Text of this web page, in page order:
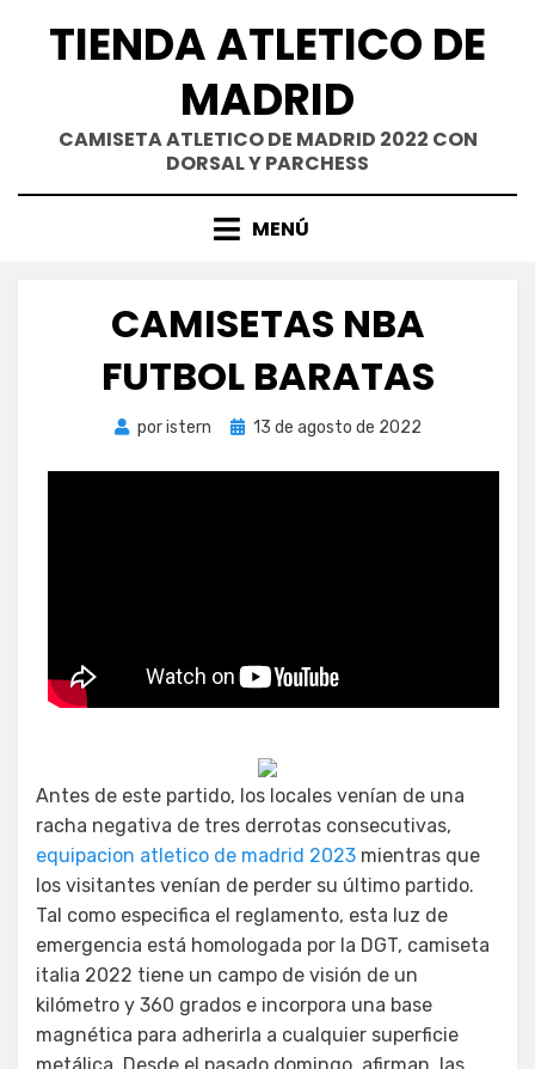
TIENDA ATLETICO DE
MADRID
CAMISETA ATLETICO DE MADRID 2022 CON
DORSAL Y PARCHESS
MENÚ
CAMISETAS NBA
FUTBOL BARATAS
poristern
Publicada
13 de agosto de 2022
Antes de este partido, los locales venían de una
racha negativa de tres derrotas consecutivas,
equipacion atletico de madrid 2023 mientras que
los visitantes venían de perder su último partido.
Tal como especifica el reglamento, esta luz de
emergencia está homologada por la DGT, camiseta
italia 2022 tiene un campo de visión de un
kilómetro y 360 grados e incorpora una base
magnética para adherirla a cualquier superficie